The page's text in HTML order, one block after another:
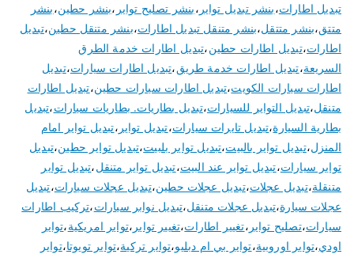
تبديل اطارات،بنشر تبديل تواير ،بنشر تصليح تواير ،بنشر حطين،بنشر
متتق،بنشر متتقل،بنشر متنقل تبديل اطارات،بنشر متنقل حطين،تبديل
اطارات،تبديل اطارات حطين،تبديل اطارات خدمة الطرق
السريعة،تبديل اطارات خدمة طريق،تبديل اطارات سيارات،تبديل
اطارات سيارات الكويت،تبديل اطارات سيارات حطين،تبديل اطارات
متنقل،تبديل التواير للسيارات،تبديل بطاريات. بطاريات سيارات،تبديل
بطارية السيارة،تبديل تايرات سيارات،تبديل تواير ،تبديل تواير امام
المنزل،تبديل تواير بالبيت،تبديل تواير بلبيت،تبديل تواير حطين،تبديل
تواير سيارات،تبديل تواير عند البيت،تبديل تواير متنقل،تبديل تواير
متنقلة،تبديل عجلات،تبديل عجلات حطين،تبديل عجلات سيارات،تبديل
عجلات سيارة،تبديل عجلات متنقل،تبديل نوابر سيارات،تركيب اطارات
سيارات،تصليح تواير ،تغيير اطارات،تغيير تواير ،تواير امريكية،تواير
اودي،تواير اوروبية،تواير بي ام دبليو،تواير تركية،تواير تويوتا،تواير